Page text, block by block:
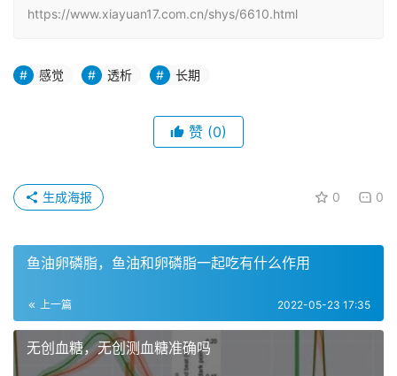
https://www.xiayuan17.com.cn/shys/6610.html
感觉 透析 长期
赞 (0)
0 0
生成海报
鱼油卵磷脂，鱼油和卵磷脂一起吃有什么作用
上一篇 2022-05-23 17:35
无创血糖，无创测血糖准确吗